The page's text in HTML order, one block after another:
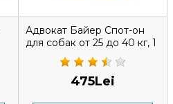
Адвокат Байер Спот-он
для собак от 25 до 40 кг, 1
пипетка
475Lei